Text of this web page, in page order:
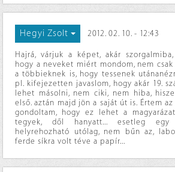
Hegyi Zsolt 2012. 02. 10. - 12:43
Hajrá, várjuk a képet, akár
hogy a neveket miért mondom, nem
a többieknek is, hogy tessenek
pl. kifejezetten javaslom, hogy akár 19.
lehet másolni, nem ciki, nem hiba,
első. aztán majd jön a saját út is. Értem
gondoltam, hogy ez lehet a
tegyek, dől hanyatt... esetleg egy
helyrehozható utólag, nem bűn az,
ferde síkra volt téve a papír...